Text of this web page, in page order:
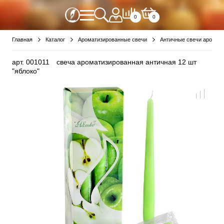
0 0
Главная Каталог Ароматизированные свечи Античные свечи
арт.001011
свеча ароматизированная античная 12 шт
"яблоко"